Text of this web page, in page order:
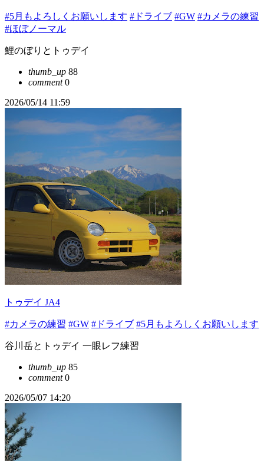
#5月もよろしくお願いします #ドライブ #GW #カメラの練習
#ほぼノーマル
鯉のぼりとトゥデイ
thumb_up 88
comment0
2026/05/14 11:59
トゥデイ JA4
#カメラの練習 #GW #ドライブ #5月もよろしくお願いします
谷川岳とトゥデイ 一眼レフ練習
thumb_up 85
comment0
2026/05/07 14:20